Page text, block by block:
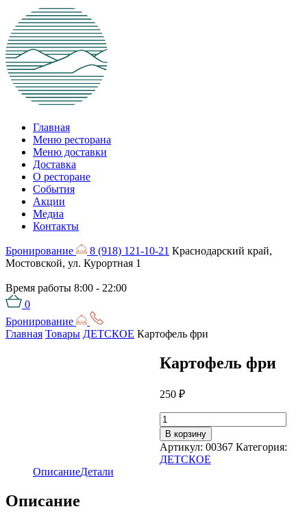
Главная
Меню ресторана
Меню доставки
Доставка
О ресторане
События
Акции
Медиа
Контакты
Бронирование 8 (918) 121-10-21 Краснодарский край,
Мостовской, ул. Курортная 1
Время работы 8:00 - 22:00
0
Бронирование
Главная Товары ДЕТСКОЕ Картофель фри
Картофель фри
250 ₽
Количество
товара
Картофель
фри
В корзину
Артикул: 00367 Категория:
ДЕТСКОЕ
ОписаниеДетали
Описание